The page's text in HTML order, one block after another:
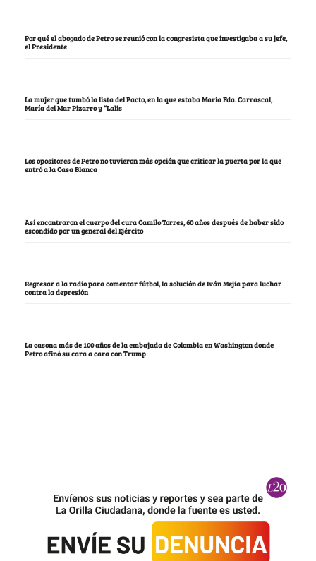
Por qué el abogado de Petro se reunió con la congresista que investigaba a su jefe,
el Presidente
La mujer que tumbó la lista del Pacto, en la que estaba María Fda. Carrascal,
María del Mar Pizarro y “Lalis
Los opositores de Petro no tuvieron más opción que criticar la puerta por la que
entró a la Casa Blanca
Así encontraron el cuerpo del cura Camilo Torres, 60 años después de haber sido
escondido por un general del Ejército
Regresar a la radio para comentar fútbol, la solución de Iván Mejía para luchar
contra la depresión
La casona más de 100 años de la embajada de Colombia en Washington donde
Petro afinó su cara a cara con Trump